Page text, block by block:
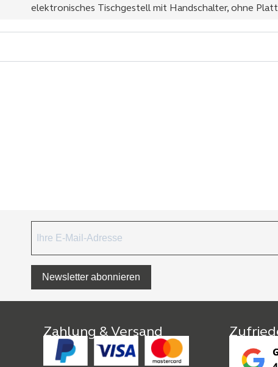
elektronisches Tischgestell mit Handschalter, ohne
Newsletter abonnieren
Zahlung & Versand